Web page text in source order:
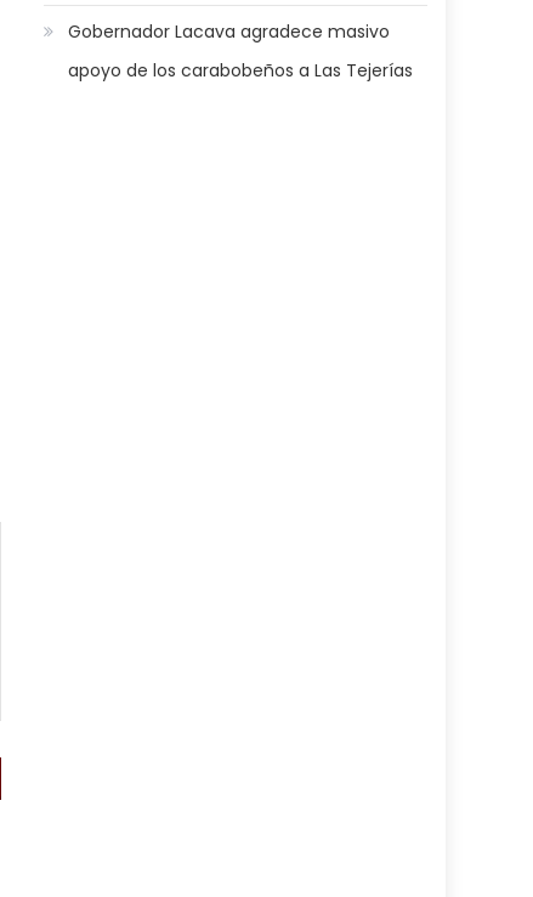
Gobernador Lacava agradece masivo
apoyo de los carabobeños a Las Tejerías